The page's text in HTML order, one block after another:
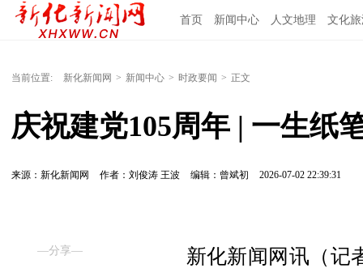
首页 新闻中心 人文地理 文化
当前位置: 新化新闻网 > 新闻中心 > 时政要闻 > 正文
庆祝建党105周年 | 一生纸
来源：新化新闻网 作者：刘俊涛 王波 编辑：曾斌初 2026-07-02 22:39:31
—分享—
新化新闻网讯（记